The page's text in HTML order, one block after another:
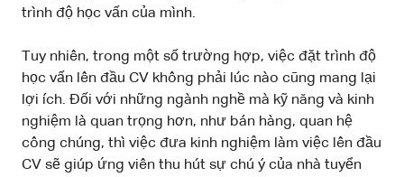
trình độ học vấn của mình.
Tuy nhiên, trong một số trường hợp, việc đặt trình độ
học vấn lên đầu CV không phải lúc nào cũng mang lại
lợi ích. Đối với những ngành nghề mà kỹ năng và kinh
nghiệm là quan trọng hơn, như bán hàng, quan hệ
công chúng, thì việc đưa kinh nghiệm làm việc lên đầu
CV sẽ giúp ứng viên thu hút sự chú ý của nhà tuyển